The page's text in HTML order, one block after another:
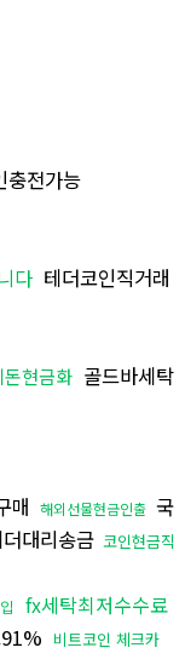
충전가능
다 테더코인직거래
돈현금화 골드바세탁
매 해외선물현금인출 국
대리송금 코인현금직
fx세탁최저수수료
비트코인 체크카